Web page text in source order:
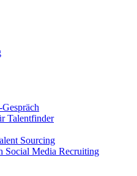
Talentfinder
Sourcing
Social Media Recruiting